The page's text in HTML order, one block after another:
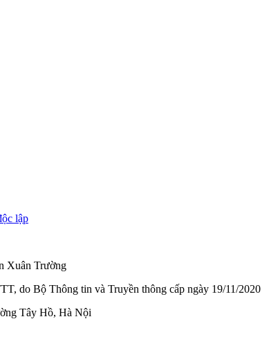
lập
Xuân Trường
do Bộ Thông tin và Truyền thông cấp ngày 19/11/2020
Tây Hồ, Hà Nội